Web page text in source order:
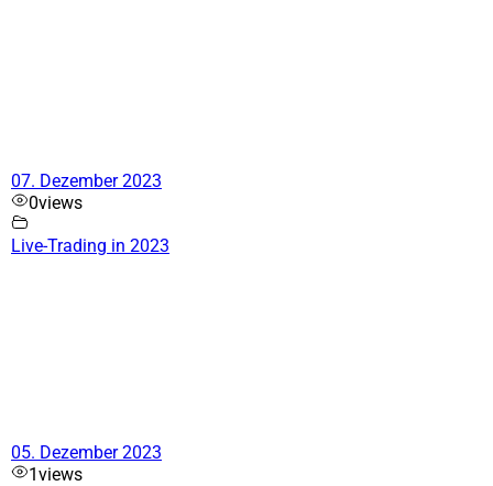
07. Dezember 2023
0views
Live-Trading in 2023
05. Dezember 2023
1views